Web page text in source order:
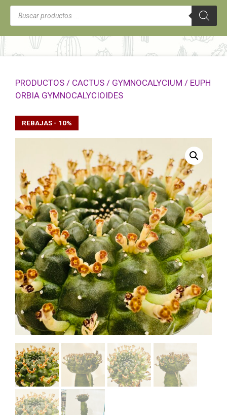
Búsqueda
de
productos
PRODUCTOS / CACTUS / GYMNOCALYCIUM / EUPH
ORBIA GYMNOCALYCIOIDES
REBAJAS - 10%